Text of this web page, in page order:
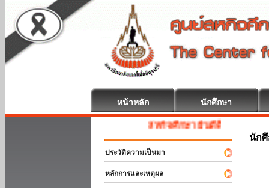
หน้าหลัก นักศึกษา
สหกิจศึกษา ยินดีต้อนรับ
ประวัติความเป็นมา
หลักการและเหตุผล
นัก